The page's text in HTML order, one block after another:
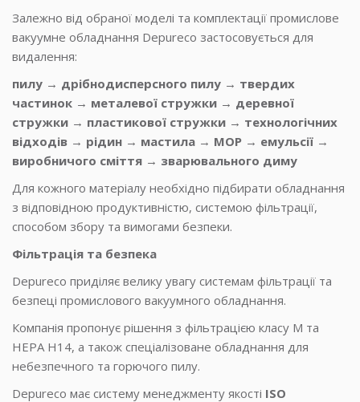
Залежно від обраної моделі та комплектації промислове
вакуумне обладнання Depureco застосовується для
видалення:
пилу → дрібнодисперсного пилу → твердих
частинок → металевої стружки → деревної
стружки → пластикової стружки → технологічних
відходів → рідин → мастила → МОР → емульсії →
виробничого сміття → зварювального диму
Для кожного матеріалу необхідно підбирати обладнання
з відповідною продуктивністю, системою фільтрації,
способом збору та вимогами безпеки.
Фільтрація та безпека
Depureco приділяє велику увагу системам фільтрації та
безпеці промислового вакуумного обладнання.
Компанія пропонує рішення з фільтрацією класу M та
HEPA H14, а також спеціалізоване обладнання для
небезпечного та горючого пилу.
Depureco має систему менеджменту якості ISO